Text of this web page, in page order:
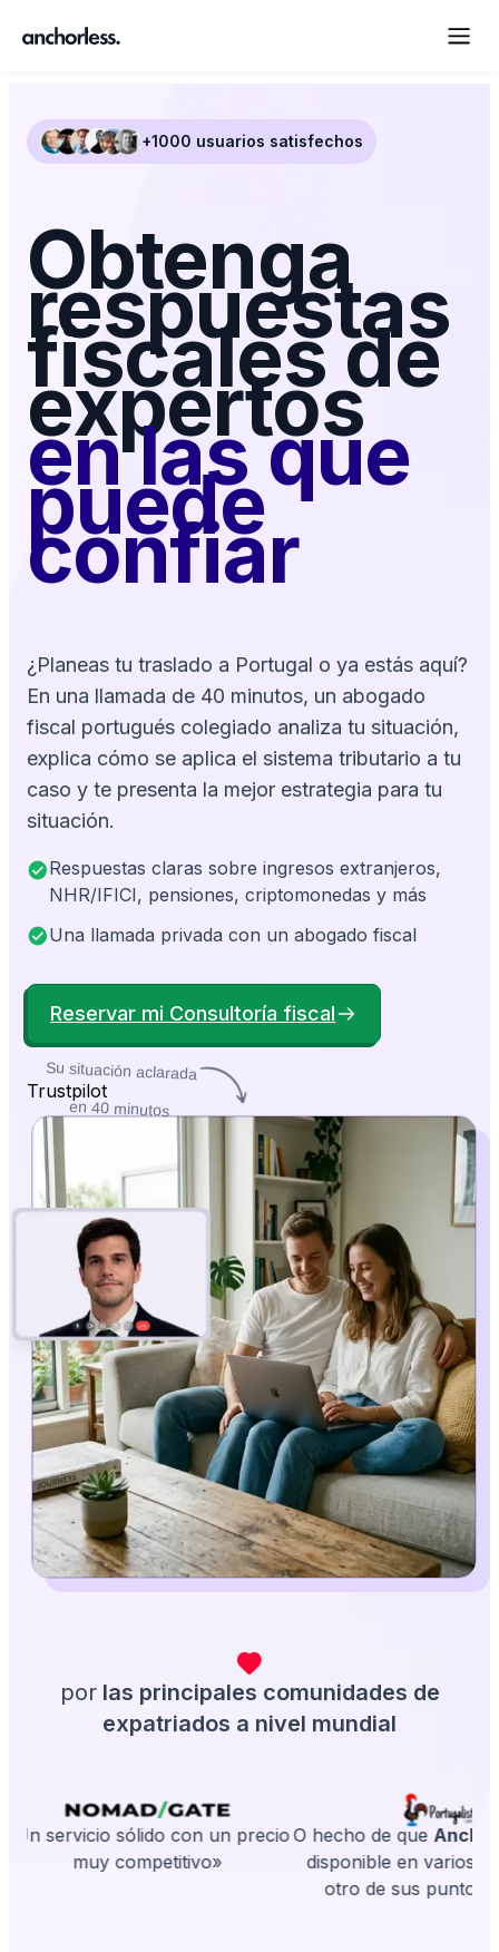
+1000 usuarios satisfechos
Obtenga
respuestas
fiscales de
expertos
en las que
puede
confiar
¿Planeas tu traslado a Portugal o ya estás aquí?
En una llamada de 40 minutos, un abogado
fiscal portugués colegiado analiza tu situación,
explica cómo se aplica el sistema tributario a tu
caso y te presenta la mejor estrategia para tu
situación.
Respuestas claras sobre ingresos extranjeros,
NHR/IFICI, pensiones, criptomonedas y más
Una llamada privada con un abogado fiscal
Reservar mi Consultoría fiscal
Trustpilot
Su situación aclarada
en 40 minutos
por las principales comunidades de
expatriados a nivel mundial
servicio sólido con un precio
muy competitivo»
O hecho de que
disponible en varios
otro de sus puntos